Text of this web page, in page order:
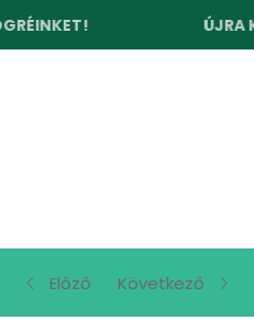
ÚJRA KÉSZLETEN:
Előző Következő